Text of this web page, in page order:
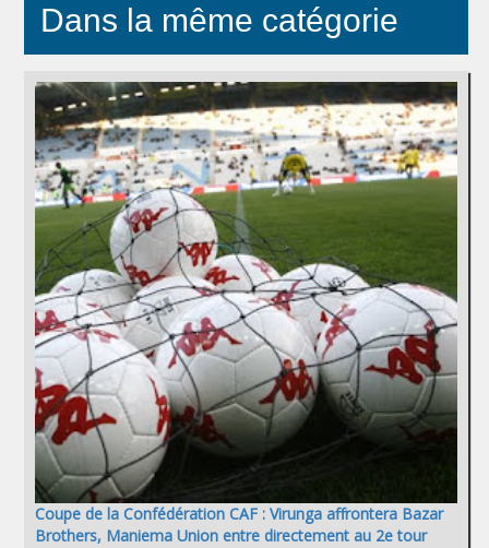
Dans la même catégorie
Coupe de la Confédération CAF : Virunga affrontera Bazar
Brothers, Maniema Union entre directement au 2e tour